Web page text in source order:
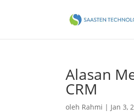
Alasan
CRM
oleh Rahmi | Jan 3,